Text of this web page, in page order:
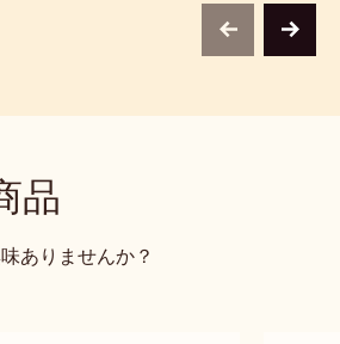
previousnext
品
ありませんか？